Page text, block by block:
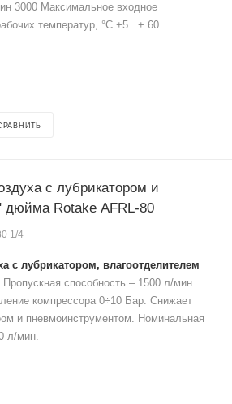
3000 Максимальное входное
температур, °С +5...+ 60
с лубрикатором и
дюйма Rotake AFRL-80
1/4
с лубрикатором, влагоотделителем
. Пропускная способность – 1500 л/мин.
компрессора 0÷10 Бар. Снижает
и пневмоинструментом. Номинальная
л/мин.